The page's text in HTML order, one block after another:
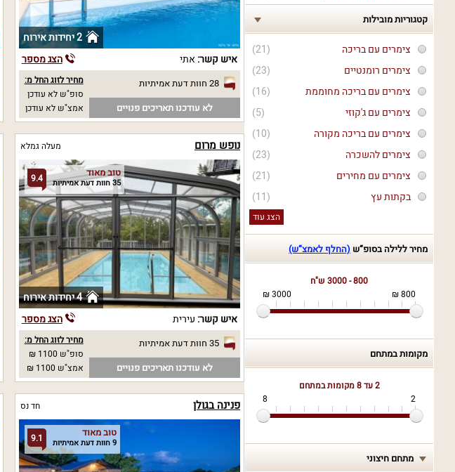
קטגוריות מובילות
(21)
צימרים עם בריכה
(23)
צימרים רומנטיים
(16)
צימרים עם בריכה מחוממת
(5)
צימרים עם ג'קוזי
(10)
צימרים עם בריכה מקורה
(23)
צימרים להשכרה
(21)
צימרים עם מחירים
(11)
בקתות עץ
הצג עוד
מחיר ללילה בסופ“ש (החלף לאמצ“ש)
800 - 3000 ש"ח
800 ₪
3000 ₪
מקומות במתחם
2 עד 8
מקומות במתחם
2
8
מתחם חיצוני
2 יחידות אירוח
איש קשר: אתי הצג מספר
28 חוות דעת אמיתיות
לא עודכנו תאריכים פנויים
מחיר לזוג החל מ:
סופ"ש לא עודכן
אמצ"ש לא עודכן
נופש מרום מעלה גמלא
9.4 טוב מאוד
35 חוות דעת אמיתיות
4 יחידות אירוח
איש קשר: עירית הצג מספר
35 חוות דעת אמיתיות
לא עודכנו תאריכים פנויים
מחיר לזוג החל מ:
סופ"ש 1100 ₪
אמצ"ש 1100 ₪
פנינה בגולן חד נס
9.1 טוב מאוד
9 חוות דעת אמיתיות